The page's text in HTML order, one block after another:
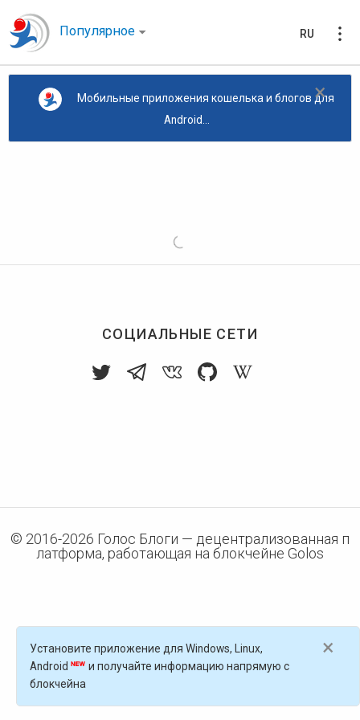
Популярное RU
×
Мобильные приложения кошелька и блогов для
Android...
СОЦИАЛЬНЫЕ СЕТИ
© 2016-2026 Голос Блоги — децентрализованная п
латформа, работающая на блокчейне Golos
×
Установите приложение для Windows, Linux,
Android
и получайте информацию напрямую с
блокчейна